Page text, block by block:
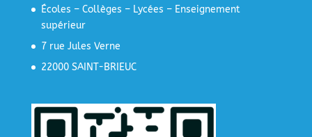
Écoles – Collèges – Lycées – Enseignement
supérieur
7 rue Jules Verne
22000 SAINT-BRIEUC